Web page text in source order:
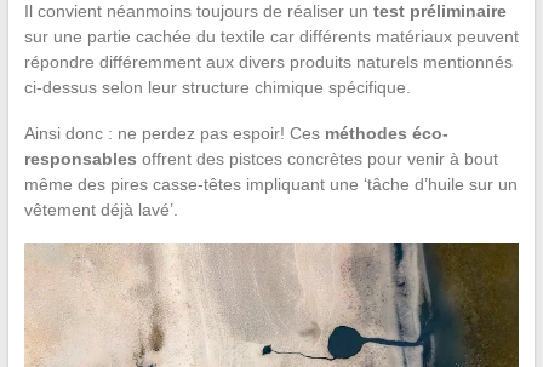
Il convient néanmoins toujours de réaliser un test préliminaire
sur une partie cachée du textile car différents matériaux peuvent
répondre différemment aux divers produits naturels mentionnés
ci-dessus selon leur structure chimique spécifique.
Ainsi donc : ne perdez pas espoir! Ces méthodes éco-
responsables offrent des pistces concrètes pour venir à bout
même des pires casse-têtes impliquant une ‘tâche d’huile sur un
vêtement déjà lavé’.